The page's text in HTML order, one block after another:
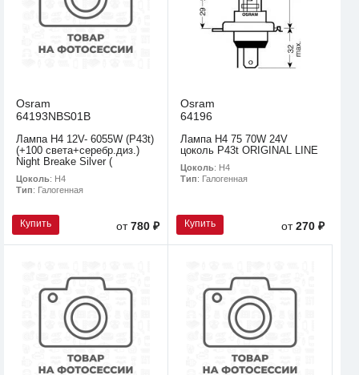
Osram
64193NBS01B
Лампа H4 12V- 6055W (P43t)
(+100 света+серебр.диз.)
Night Breake Silver (
Цоколь: H4
Тип: Галогенная
Купить от780 ₽
Osram
64196
Лампа H4 75 70W 24V
цоколь P43t ORIGINAL LINE
Цоколь: H4
Тип: Галогенная
Купить от270 ₽